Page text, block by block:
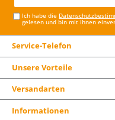
Ich habe die
gelesen und bin mit ihnen
Service-Telefon
Unsere Vorteile
Versandarten
Informationen